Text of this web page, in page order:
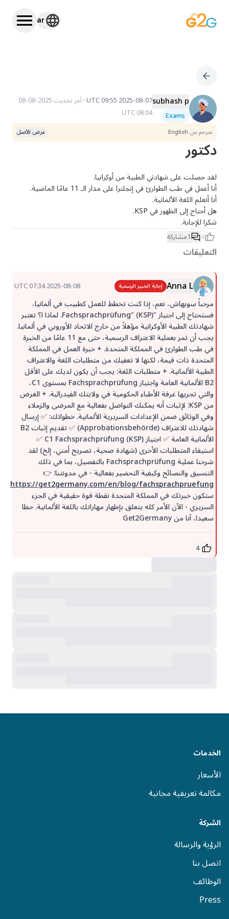
ar
subhash p
Exams
2025-08-07 09:55 UTC
·آخر تحديث
2025-08-08
08:04 UTC
مترجم من English عرض الأصل
دكتور
شكرا للإجابة.
4
1مشاركة
التعليقات
Anna L إجابة الخبير الرسمية 2025-08-08 07:34 UTC
مرحباً سوبهاش، نعم، إذا كنت تخطط للعمل كطبيب في ألمانيا،
فستحتاج إلى اجتياز "Fachsprachprüfung" (KSP). لماذا ا؟ تعتبر
شهادتك الطبية الأوكرانية مؤهلاً من خارج الاتحاد الأوروبي في ألمانيا.
يجب أن تمر بعملية الاعتراف الرسمية، حتى مع 11 عامًا من الخبرة
في طب الطوارئ في المملكة المتحدة. + خبرة العمل في المملكة
المتحدة ذات قيمة، لكنها لا تعفيك من متطلبات اللغة والاعتراف
الطبية الألمانية. + متطلبات اللغة: يجب أن يكون لديك على الأقل
B2 الألمانية العامة واجتياز Fachsprachprüfung بمستوى C1،
والتي تجريها غرفة الأطباء الحكومية في ولايتك الفيدرالية. + الغرض
من KSP: لإثبات أنه يمكنك التواصل بفعالية مع المرضى والزملاء
وفي الوثائق ضمن الإعدادات السريرية الألمانية. خطواتك: ✅ إرسال
شهادتك للاعتراف (Approbationsbehörde) ✅ تقديم إثبات B2
الألمانية العامة ✅ اجتياز C1 Fachsprachprüfung (KSP) ✅
استيفاء المتطلبات الأخرى (شهادة صحية، تصريح أمني، إلخ) لقد
شرحنا عملية Fachsprachprüfung بالتفصيل، بما في ذلك
التنسيق والنصائح وكيفية التحضير بفعالية - في مدونتنا: 👉
https://get2germany.com/en/blog/fachsprachpruefung
ستكون خبرتك في المملكة المتحدة نقطة قوة حقيقية في الجزء
السريري - الآن الأمر كله يتعلق بإظهار مهاراتك باللغة الألمانية. حظا
سعيدا، آنا من Get2Germany
4
الخدمات
الأسعار
مكالمة تعريفية مجانية
الشركة
الرؤية والرسالة
اتصل بنا
الوظائف
Press